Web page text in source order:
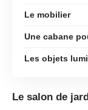
Le mobilier
Une cabane
Les objets
Le salon de